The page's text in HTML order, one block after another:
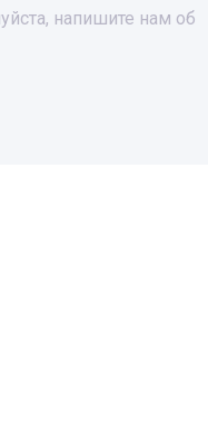
напишите нам об